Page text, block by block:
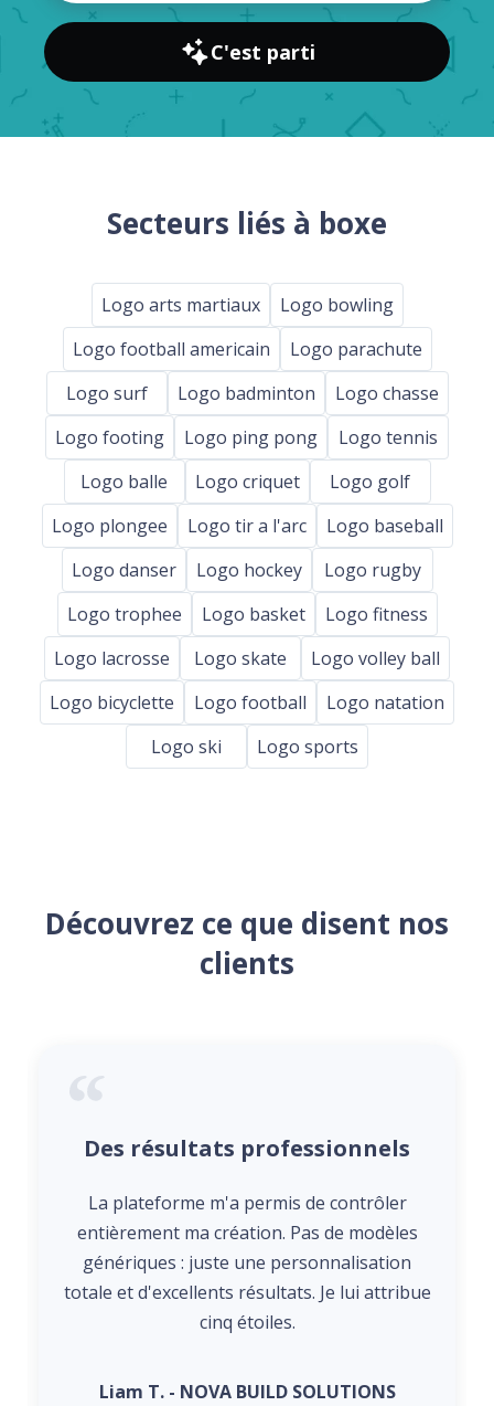
C'est parti
Secteurs liés à boxe
Logo arts martiaux
Logo bowling
Logo football americain
Logo parachute
Logo surf
Logo badminton
Logo chasse
Logo footing
Logo ping pong
Logo tennis
Logo balle
Logo criquet
Logo golf
Logo plongee
Logo tir a l'arc
Logo baseball
Logo danser
Logo hockey
Logo rugby
Logo trophee
Logo basket
Logo fitness
Logo lacrosse
Logo skate
Logo volley ball
Logo bicyclette
Logo football
Logo natation
Logo ski
Logo sports
Découvrez ce que disent nos
clients
Des résultats professionnels
La plateforme m'a permis de contrôler
entièrement ma création. Pas de modèles
génériques : juste une personnalisation
totale et d'excellents résultats. Je lui attribue
cinq étoiles.
Liam T. - NOVA BUILD SOLUTIONS